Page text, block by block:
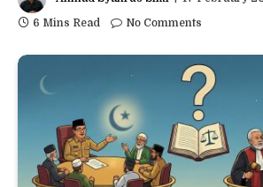
6 Mins Read
No Comments